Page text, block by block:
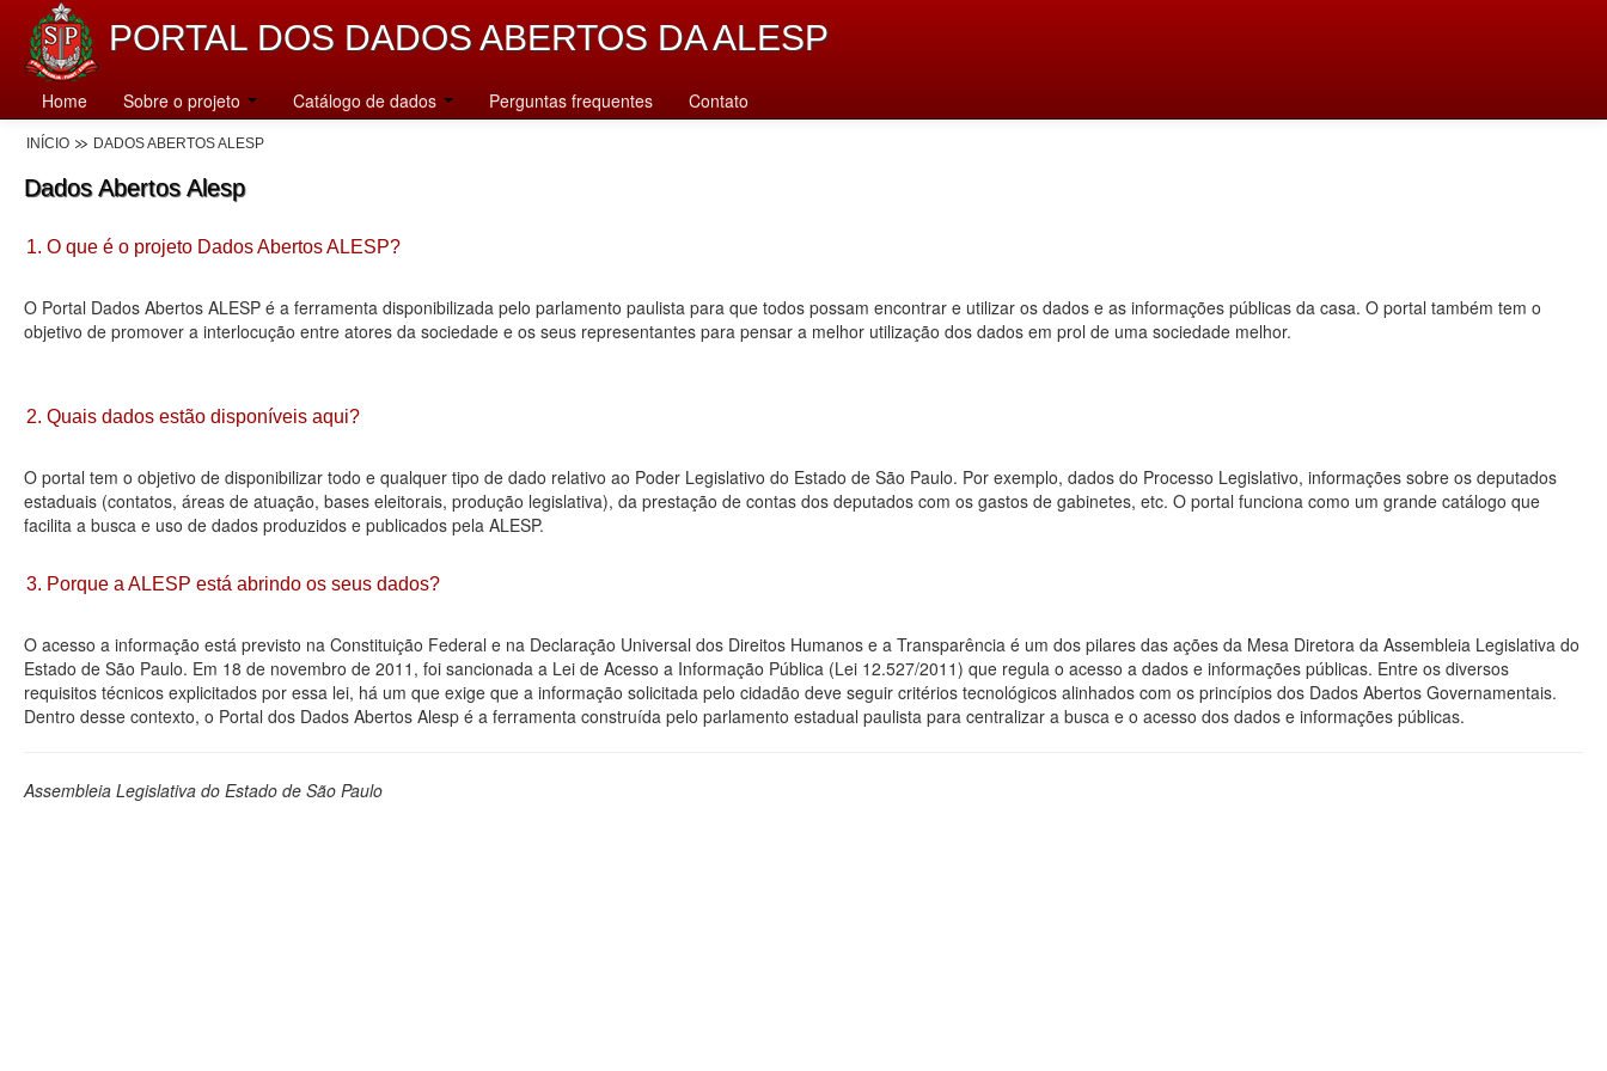
PORTAL DOS DADOS ABERTOS DA ALESP
Home Sobre o projeto Catálogo de dados Perguntas frequentes Contato
INÍCIO DADOS ABERTOS ALESP
Dados Abertos Alesp
1. O que é o projeto Dados Abertos ALESP?
O Portal Dados Abertos ALESP é a ferramenta disponibilizada pelo parlamento paulista para que todos possam encontrar e utilizar os dados e as informações públicas da casa. O portal também tem o
objetivo de promover a interlocução entre atores da sociedade e os seus representantes para pensar a melhor utilização dos dados em prol de uma sociedade melhor.
2. Quais dados estão disponíveis aqui?
O portal tem o objetivo de disponibilizar todo e qualquer tipo de dado relativo ao Poder Legislativo do Estado de São Paulo. Por exemplo, dados do Processo Legislativo, informações sobre os deputados
estaduais (contatos, áreas de atuação, bases eleitorais, produção legislativa), da prestação de contas dos deputados com os gastos de gabinetes, etc. O portal funciona como um grande catálogo que
facilita a busca e uso de dados produzidos e publicados pela ALESP.
3. Porque a ALESP está abrindo os seus dados?
O acesso a informação está previsto na Constituição Federal e na Declaração Universal dos Direitos Humanos e a Transparência é um dos pilares das ações da Mesa Diretora da Assembleia Legislativa do
Estado de São Paulo. Em 18 de novembro de 2011, foi sancionada a Lei de Acesso a Informação Pública (Lei 12.527/2011) que regula o acesso a dados e informações públicas. Entre os diversos
requisitos técnicos explicitados por essa lei, há um que exige que a informação solicitada pelo cidadão deve seguir critérios tecnológicos alinhados com os princípios dos Dados Abertos Governamentais.
Dentro desse contexto, o Portal dos Dados Abertos Alesp é a ferramenta construída pelo parlamento estadual paulista para centralizar a busca e o acesso dos dados e informações públicas.
Assembleia Legislativa do Estado de São Paulo